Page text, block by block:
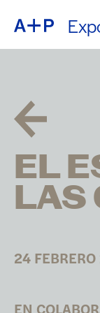
DE
普
日
EL
LAS
24
EN